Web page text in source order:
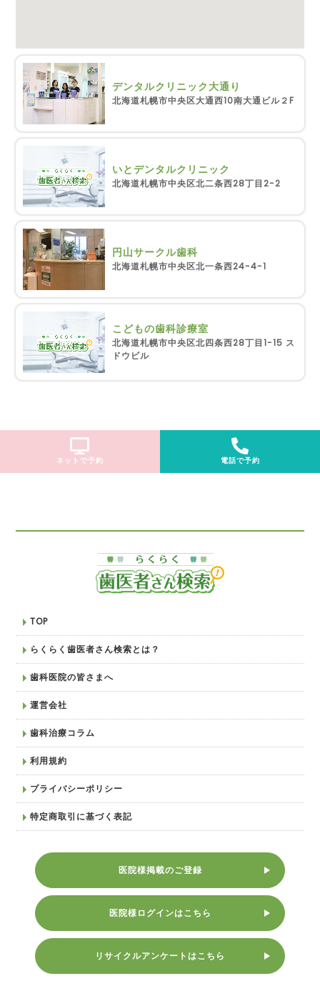
デンタルクリニック大通り
北海道札幌市中央区大通西10南大通ビル２F
いとデンタルクリニック
北海道札幌市中央区北二条西28丁目2-2
円山サークル歯科
北海道札幌市中央区北一条西24-4-1
こどもの歯科診療室
北海道札幌市中央区北四条西28丁目1-15 ス
ドウビル
ネットで予約 電話で予約
TOP
らくらく歯医者さん検索とは？
歯科医院の皆さまへ
運営会社
歯科治療コラム
利用規約
プライバシーポリシー
特定商取引に基づく表記
医院様掲載のご登録
医院様ログインはこちら
リサイクルアンケートはこちら